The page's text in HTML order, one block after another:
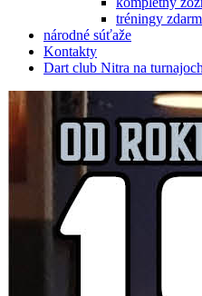
tréningy
národné súťaže
Kontakty
Dart club Nitra na